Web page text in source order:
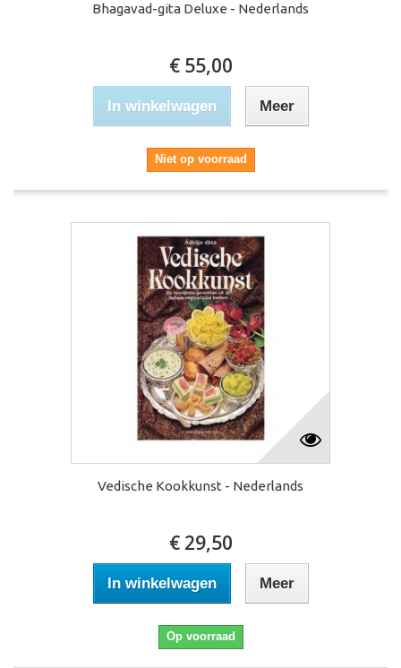
Bhagavad-gita Deluxe - Nederlands
€ 55,00
In winkelwagen Meer
Niet op voorraad
Vedische Kookkunst - Nederlands
€ 29,50
In winkelwagen Meer
Op voorraad